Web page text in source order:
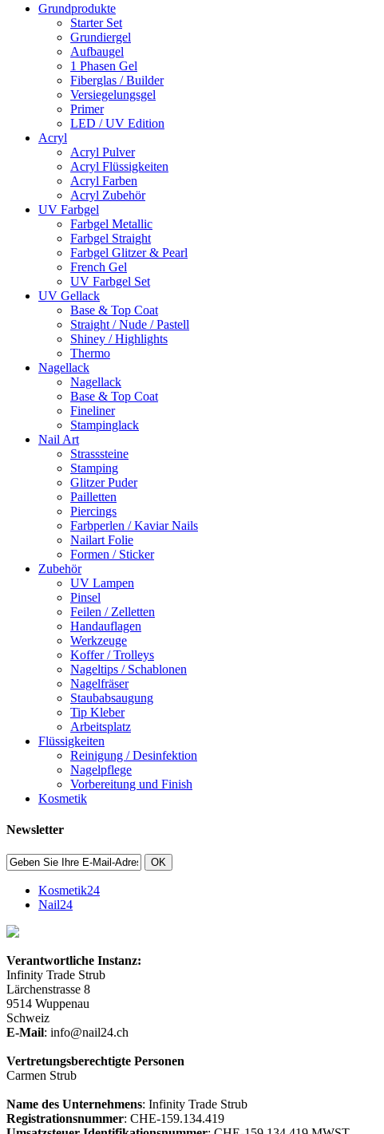
Grundprodukte
Starter Set
Grundiergel
Aufbaugel
1 Phasen Gel
Fiberglas / Builder
Versiegelungsgel
Primer
LED / UV Edition
Acryl
Acryl Pulver
Acryl Flüssigkeiten
Acryl Farben
Acryl Zubehör
UV Farbgel
Farbgel Metallic
Farbgel Straight
Farbgel Glitzer & Pearl
French Gel
UV Farbgel Set
UV Gellack
Base & Top Coat
Straight / Nude / Pastell
Shiney / Highlights
Thermo
Nagellack
Nagellack
Base & Top Coat
Fineliner
Stampinglack
Nail Art
Strasssteine
Stamping
Glitzer Puder
Pailletten
Piercings
Farbperlen / Kaviar Nails
Nailart Folie
Formen / Sticker
Zubehör
UV Lampen
Pinsel
Feilen / Zelletten
Handauflagen
Werkzeuge
Koffer / Trolleys
Nageltips / Schablonen
Nagelfräser
Staubabsaugung
Tip Kleber
Arbeitsplatz
Flüssigkeiten
Reinigung / Desinfektion
Nagelpflege
Vorbereitung und Finish
Kosmetik
Newsletter
OK
Kosmetik24
Nail24
Verantwortliche Instanz:
Infinity Trade Strub
Lärchenstrasse 8
9514 Wuppenau
Schweiz
E-Mail: info@nail24.ch
Vertretungsberechtigte Personen
Carmen Strub
Name des Unternehmens: Infinity Trade Strub
Registrationsnummer: CHE-159.134.419